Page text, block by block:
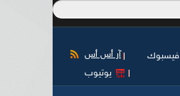
آر أس أس فيسبوك
يوتيوب